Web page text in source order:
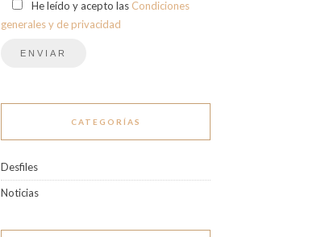
He leído y acepto las Condiciones
generales y de privacidad
CATEGORÍAS
Desfiles
Noticias